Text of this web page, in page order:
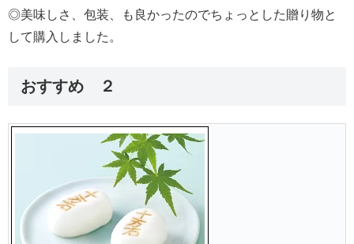
◎美味しさ、包装、も良かったのでちょっとした贈り物と
して購入しました。
おすすめ ２